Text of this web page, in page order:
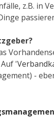
z.B. in
'
-